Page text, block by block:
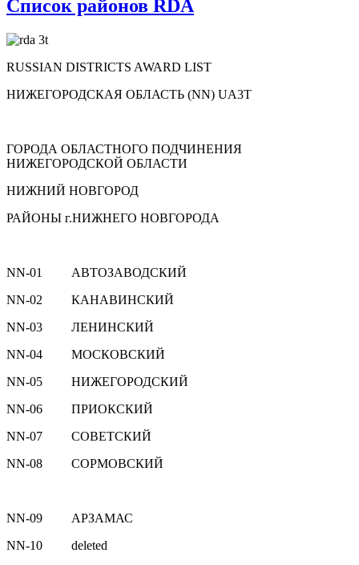
Список районов RDA
RUSSIAN DISTRICTS AWARD LIST
НИЖЕГОРОДСКАЯ ОБЛАСТЬ (NN) UA3T
ГОРОДА ОБЛАСТНОГО ПОДЧИНЕНИЯ
НИЖЕГОРОДСКОЙ ОБЛАСТИ
НИЖНИЙ НОВГОРОД
РАЙОНЫ г.НИЖНЕГО НОВГОРОДА
NN-01 АВТОЗАВОДСКИЙ
NN-02 КАНАВИНСКИЙ
NN-03 ЛЕНИНСКИЙ
NN-04 МОСКОВСКИЙ
NN-05 НИЖЕГОРОДСКИЙ
NN-06 ПРИОКСКИЙ
NN-07 СОВЕТСКИЙ
NN-08 СОРМОВСКИЙ
NN-09 АРЗАМАС
NN-10 deleted